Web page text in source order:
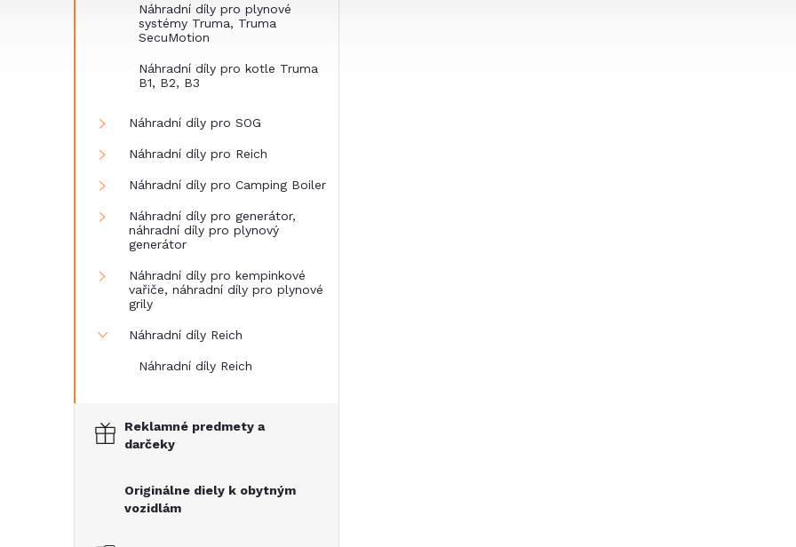
Náhradní díly pro plynové
systémy Truma, Truma
SecuMotion
Náhradní díly pro kotle Truma
B1, B2, B3
Náhradní díly pro SOG
Náhradní díly pro Reich
Náhradní díly pro Camping Boiler
Náhradní díly pro generátor,
náhradní díly pro plynový
generátor
Náhradní díly pro kempinkové
vařiče, náhradní díly pro plynové
grily
Náhradní díly Reich
Náhradní díly Reich
Reklamné predmety a
darčeky
Originálne diely k obytným
vozidlám